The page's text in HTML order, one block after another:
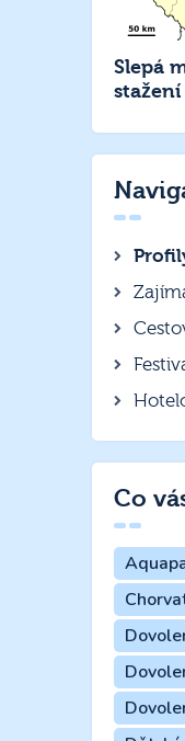
Slepá
Co